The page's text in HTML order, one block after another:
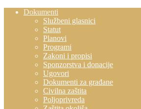
Dokumenti
Službeni glasnici
Statut
Planovi
Programi
Zakoni i propisi
Sponzorstva i donacije
Ugovori
Dokumenti za građane
Civilna zaštita
Poljoprivreda